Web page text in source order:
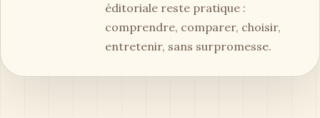
éditoriale reste pratique :
comprendre, comparer, choisir,
entretenir, sans surpromesse.